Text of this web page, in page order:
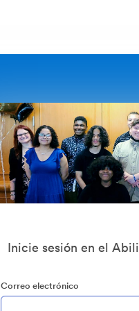
Inicie sesión en el
Correo electrónico